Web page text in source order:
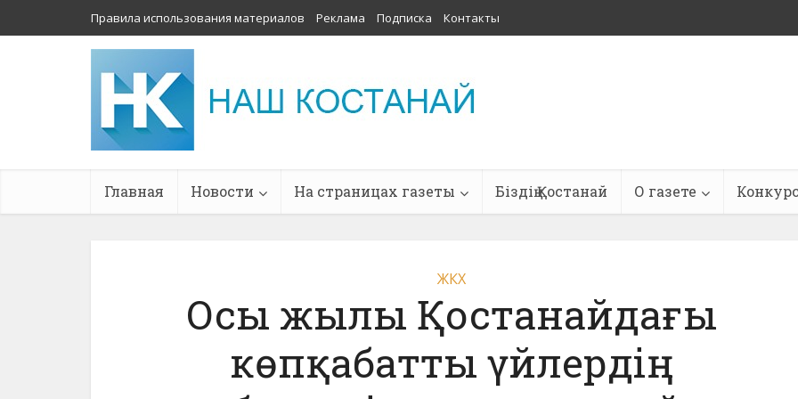
Правила использования материалов Реклама Подписка Контакты
Главная Новости На страницах газеты Біздің Қостанай О газете
ЖКХ
Осы жылы Қостанайдағы
көпқабатты үйлердің